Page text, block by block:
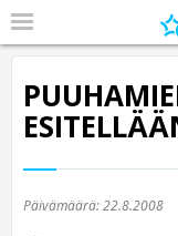
Päivämäärä:22.8.2008